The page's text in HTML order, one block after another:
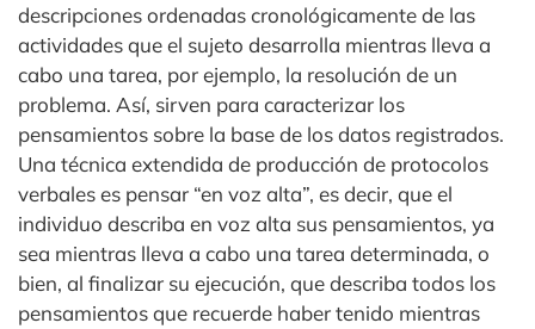
descripciones ordenadas cronológicamente de las
actividades que el sujeto desarrolla mientras lleva a
cabo una tarea, por ejemplo, la resolución de un
problema. Así, sirven para caracterizar los
pensamientos sobre la base de los datos registrados.
Una técnica extendida de producción de protocolos
verbales es pensar “en voz alta”, es decir, que el
individuo describa en voz alta sus pensamientos, ya
sea mientras lleva a cabo una tarea determinada, o
bien, al finalizar su ejecución, que describa todos los
pensamientos que recuerde haber tenido mientras